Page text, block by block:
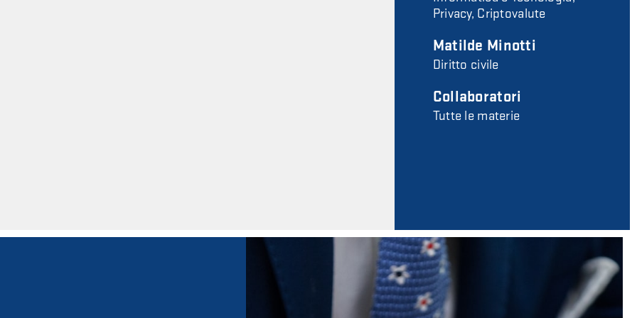
Privacy, Criptovalute
Matilde Minotti
Diritto civile
Collaboratori
Tutte le materie